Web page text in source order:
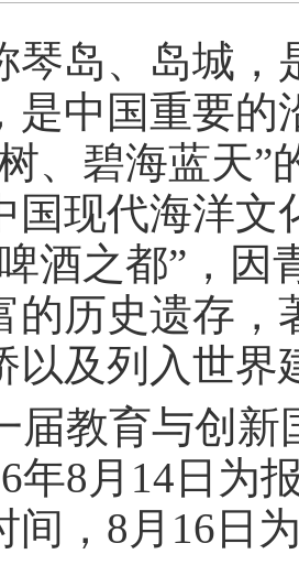
琴岛、岛城，
是中国重要的
、碧海蓝天
国现代海洋文
酒之都”，
的历史遗存
以及列入世界
届教育与创
年8月14日为
间，8月16日